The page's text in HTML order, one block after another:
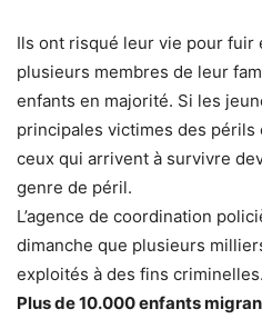
Ils ont risqué leur vie pour fuir
plusieurs membres de leur
enfants en majorité. Si les
principales victimes des
ceux qui arrivent à survivre
genre de péril.
L’agence de coordination
dimanche que plusieurs
exploités à des fins criminelles.
Plus de 10.000 enfants